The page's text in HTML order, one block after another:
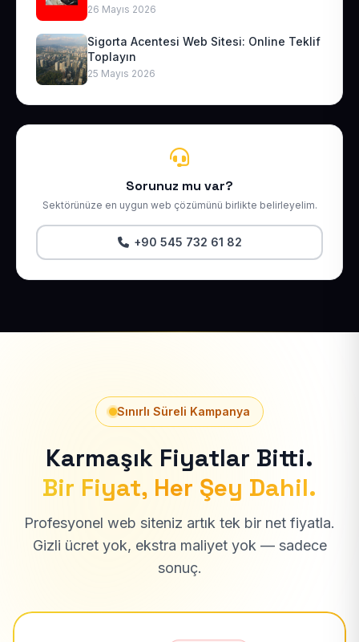
26 Mayıs 2026
Sigorta Acentesi Web Sitesi: Online Teklif
Toplayın
25 Mayıs 2026
Sorunuz mu var?
Sektörünüze en uygun web çözümünü birlikte belirleyelim.
+90 545 732 61 82
Sınırlı Süreli Kampanya
Karmaşık Fiyatlar Bitti.
Bir Fiyat, Her Şey Dahil.
Profesyonel web siteniz artık tek bir net fiyatla.
Gizli ücret yok, ekstra maliyet yok — sadece
sonuç.